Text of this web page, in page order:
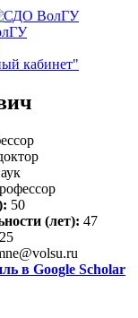
кабинет"
50
(лет): 47
в Google Scholar